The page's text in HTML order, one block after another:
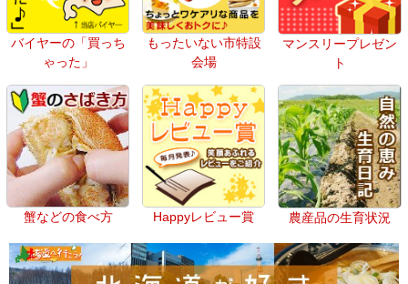
バイヤーの「買っち
ゃった」
もったいない市特設
会場
マンスリープレゼン
ト
蟹などの食べ方 Happyレビュー賞 農産品の生育状況